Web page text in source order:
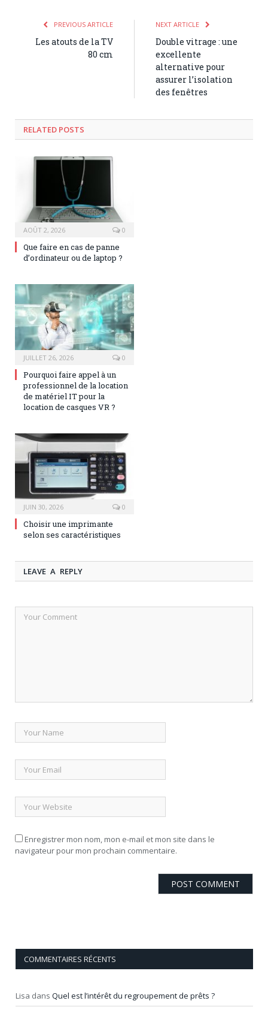
PREVIOUS ARTICLE
Les atouts de la TV
80 cm
NEXT ARTICLE
Double vitrage : une
excellente
alternative pour
assurer l’isolation
des fenêtres
RELATED POSTS
AOÛT 2, 2026 0
Que faire en cas de panne
d’ordinateur ou de laptop ?
JUILLET 26, 2026 0
Pourquoi faire appel à un
professionnel de la location
de matériel IT pour la
location de casques VR ?
JUIN 30, 2026 0
Choisir une imprimante
selon ses caractéristiques
LEAVE A REPLY
Enregistrer mon nom, mon e-mail et mon site dans le
navigateur pour mon prochain commentaire.
COMMENTAIRES RÉCENTS
Lisa dans Quel est l’intérêt du regroupement de prêts ?